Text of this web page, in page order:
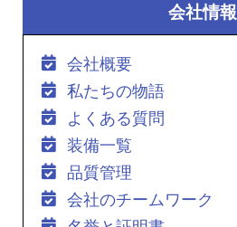
会社情報
会社概要
私たちの物語
よくある質問
装備一覧
品質管理
会社のチームワーク